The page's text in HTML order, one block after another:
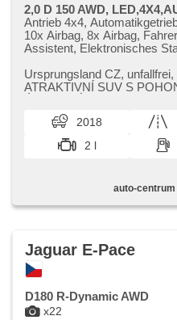
2,0 D 150 AWD,
Antrieb 4x4,
10x Airbag, 8x Airbag,
Assistent, Elektronisches
(HSA), ukazatel
asistent jízdy v jízdním
Klimaautomatik,
matrixové světlomety,
denní svícení, Alufelgen,
dotykové ovládání
parkovací senzory zadní,
automatikparken,
Apple CarPlay, Bluetooth,
Seitenscheiben, El.
zrcátka, starten per Taste,
Wegfahrsperre,
Zentralverriegelung,
Ursprungsland CZ,​
ATRAKTIVNÍ SUV S
2018
2 l
auto-centrum
x22
Jaguar E-Pace
D180 R-Dynamic AWD